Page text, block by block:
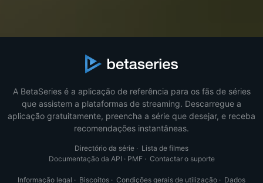
A BetaSeries é a aplicação de referência para os fãs de séries
que assistem a plataformas de streaming. Descarregue a
aplicação gratuitamente, preencha a série que desejar, e receba
recomendações instantâneas.
Directório da série · Lista de filmes
Documentação da API · PMF· Contactar o suporte
Informação legal · Biscoitos · Condições gerais de utilização · Dados